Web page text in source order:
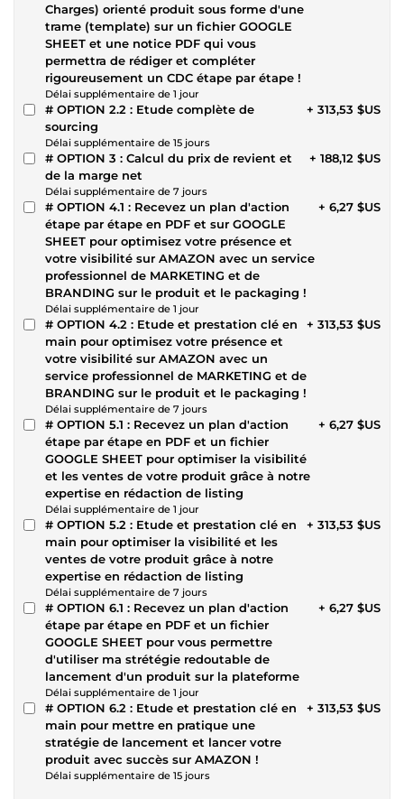
Charges) orienté produit sous forme d'une
trame (template) sur un fichier GOOGLE
SHEET et une notice PDF qui vous
permettra de rédiger et compléter
rigoureusement un CDC étape par étape !
Délai supplémentaire de 1 jour
# OPTION 2.2 : Etude complète de
sourcing
Délai supplémentaire de 15 jours
+ 313,53 $US
# OPTION 3 : Calcul du prix de revient et
de la marge net
Délai supplémentaire de 7 jours
+ 188,12 $US
# OPTION 4.1 : Recevez un plan d'action
étape par étape en PDF et sur GOOGLE
SHEET pour optimisez votre présence et
votre visibilité sur AMAZON avec un service
professionnel de MARKETING et de
BRANDING sur le produit et le packaging !
Délai supplémentaire de 1 jour
+ 6,27 $US
# OPTION 4.2 : Etude et prestation clé en
main pour optimisez votre présence et
votre visibilité sur AMAZON avec un
service professionnel de MARKETING et de
BRANDING sur le produit et le packaging !
Délai supplémentaire de 7 jours
+ 313,53 $US
# OPTION 5.1 : Recevez un plan d'action
étape par étape en PDF et un fichier
GOOGLE SHEET pour optimiser la visibilité
et les ventes de votre produit grâce à notre
expertise en rédaction de listing
Délai supplémentaire de 1 jour
+ 6,27 $US
# OPTION 5.2 : Etude et prestation clé en
main pour optimiser la visibilité et les
ventes de votre produit grâce à notre
expertise en rédaction de listing
Délai supplémentaire de 7 jours
+ 313,53 $US
# OPTION 6.1 : Recevez un plan d'action
étape par étape en PDF et un fichier
GOOGLE SHEET pour vous permettre
d'utiliser ma strétégie redoutable de
lancement d'un produit sur la plateforme
Délai supplémentaire de 1 jour
+ 6,27 $US
# OPTION 6.2 : Etude et prestation clé en
main pour mettre en pratique une
stratégie de lancement et lancer votre
produit avec succès sur AMAZON !
Délai supplémentaire de 15 jours
+ 313,53 $US